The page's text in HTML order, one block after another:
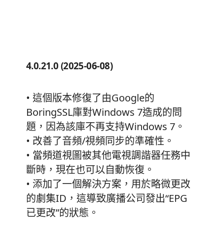
4.0.21.0 (2025-06-08)
• 這個版本修復了由Google的
BoringSSL庫對Windows 7造成的問
題，因為該庫不再支持Windows 7。
• 改善了音頻/視頻同步的準確性。
• 當頻道視圖被其他電視調諧器任務中
斷時，現在也可以自動恢復。
• 添加了一個解決方案，用於略微更改
的劇集ID，這導致廣播公司發出“EPG
已更改”的狀態。